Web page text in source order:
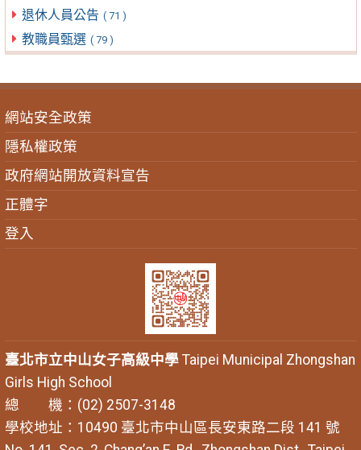
退休人員公告 ( 71 )
教職員甄選 ( 79 )
網站安全政策
隱私權政策
政府網站開放資料宣告
正體字
登入
臺北市立中山女子高級中學Taipei Municipal Zhongshan
Girls High School
總 機：(02) 2507-3148
學校地址：10490 臺北市中山區長安東路二段 141 號